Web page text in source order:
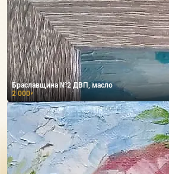
Браславщина №2 ДВП, масло
2 000₽